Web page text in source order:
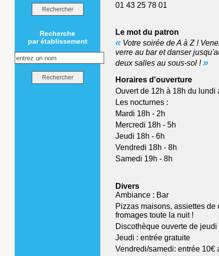
Recherche
par établissement
01 43 25 78 01
Le mot du patron
« Votre soirée de A à Z !
verre au bar et danser
deux salles au sous-sol ! »
Horaires d'ouverture
Ouvert de 12h à 18h du lundi
Les nocturnes :
Mardi 18h - 2h
Mercredi 18h - 5h
Jeudi 18h - 6h
Vendredi 18h - 8h
Samedi 19h - 8h
Divers
Ambiance : Bar
Pizzas maisons, assiettes de
fromages toute la nuit !
Discothèque ouverte de
Jeudi : entrée gratuite
Vendredi/samedi: entrée 10€